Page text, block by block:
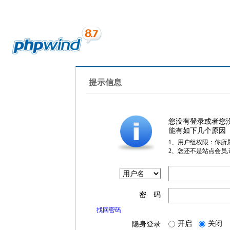
提示信息
您没有登录或者您
能有如下几个原因
1、用户组权限：你所
2、您还不是站点会员
密 码
找回密码
隐身登录 开启 关闭